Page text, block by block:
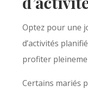
Optez pour une
d’activités
profiter
Certains mariés